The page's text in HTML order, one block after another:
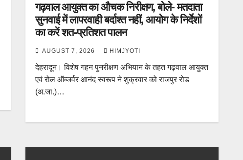
गढ़वाल आयुक्त का औचक निरीक्षण, बोले- मतदाता
सुनवाई में लापरवाही बर्दाश्त नहीं, आयोग के निर्देशों
का करें शत-प्रतिशत पालन
AUGUST 7, 2026 HIMJYOTI
देहरादून। विशेष गहन पुनरीक्षण अभियान के तहत गढ़वाल आयुक्त
एवं रोल ऑब्जर्वर आनंद स्वरूप ने शुक्रवार को राजपुर रोड
(अ.जा.)…